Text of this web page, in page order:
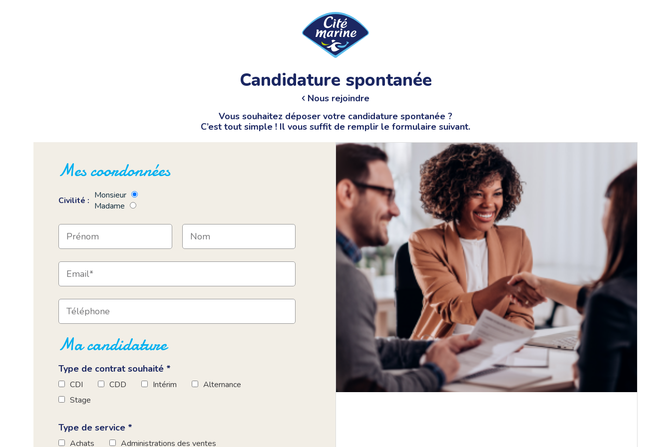
Candidature spontanée
Nous rejoindre
Vous souhaitez déposer votre candidature spontanée ?
C’est tout simple ! Il vous suffit de remplir le formulaire suivant.
Mes coordonnées
Civilité : Monsieur
Madame
Ma candidature
Type de contrat souhaité *
CDI CDD Intérim
Alternance
Stage
Type de service *
Achats
Administrations des ventes